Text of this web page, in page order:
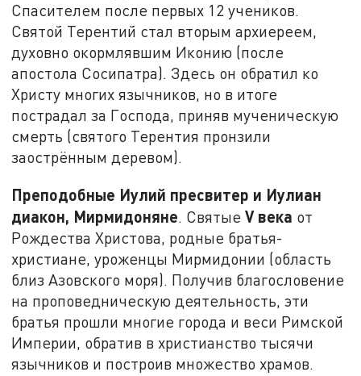
Спасителем после первых 12 учеников.
Святой Терентий стал вторым архиереем,
духовно окормлявшим Иконию (после
апостола Сосипатра). Здесь он обратил ко
Христу многих язычников, но в итоге
пострадал за Господа, приняв мученическую
смерть (святого Терентия пронзили
заострённым деревом).
Преподобные Иулий пресвитер и Иулиан
диакон, Мирмидоняне. СвятыеVвека от
Рождества Христова, родные братья-
христиане, уроженцы Мирмидонии (область
близ Азовского моря). Получив благословение
на проповедническую деятельность, эти
братья прошли многие города и веси Римской
Империи, обратив в христианство тысячи
язычников и построив множество храмов.